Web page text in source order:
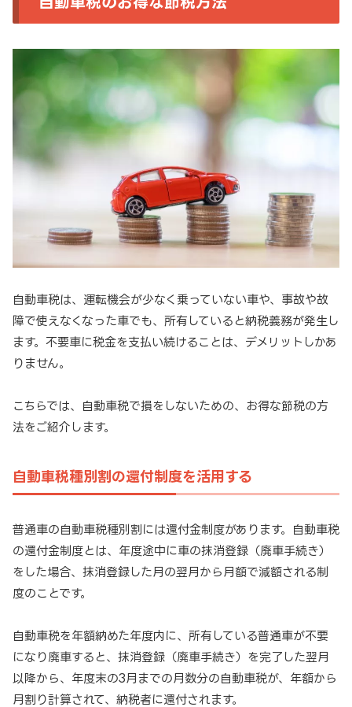
自動車税は、運転機会が少なく乗っていない車や、事故や故
障で使えなくなった車でも、所有していると納税義務が発生し
ます。不要車に税金を支払い続けることは、デメリットしかあ
りません。
こちらでは、自動車税で損をしないための、お得な節税の方
法をご紹介します。
自動車税種別割の還付制度を活用する
普通車の自動車税種別割には還付金制度があります。自動車税
の還付金制度とは、年度途中に車の抹消登録（廃車手続き）
をした場合、抹消登録した月の翌月から月額で減額される制
度のことです。
自動車税を年額納めた年度内に、所有している普通車が不要
になり廃車すると、抹消登録（廃車手続き）を完了した翌月
以降から、年度末の3月までの月数分の自動車税が、年額から
月割り計算されて、納税者に還付されます。